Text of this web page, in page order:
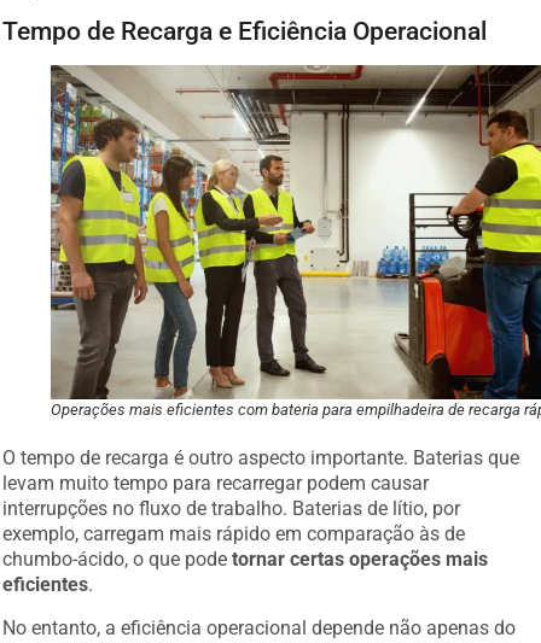
Tempo de Recarga e Eficiência Operacional
Operações mais eficientes com bateria para empilhadeira de recarga
O tempo de recarga é outro aspecto importante. Baterias que
levam muito tempo para recarregar podem causar
interrupções no fluxo de trabalho. Baterias de lítio, por
exemplo, carregam mais rápido em comparação às de
chumbo-ácido, o que podetornar certas operações mais
eficientes.
No entanto, a eficiência operacional depende não apenas do